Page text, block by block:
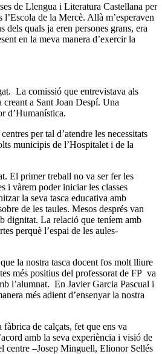
de Llengua i Literatura Castellana per
de la Mercè. Allà m’esperaven
quals ja eren persones grans, era
en la meva manera d’exercir la
La comissió que entrevistava als
creant a Sant Joan Despí. Una
d’Humanística.
per tal d’atendre les necessitats
municipis de l’Hospitalet i de la
El primer treball no va ser fer les
i vàrem poder iniciar les classes
la seva tasca educativa amb
de les taules. Mesos després van
dignitat. La relació que teníem amb
perquè l’espai de les aules-
la nostra tasca docent fos molt lliure
més positius del professorat de FP va
l’alumnat. En Javier Garcia Pascual i
més adient d’ensenyar la nostra
de calçats, fet que ens va
amb la seva experiència i visió de
centre –Josep Minguell, Elionor Sellés